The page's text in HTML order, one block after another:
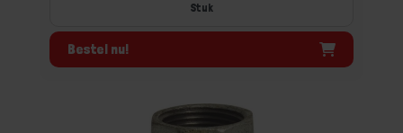
Stuk
Bestel nu!